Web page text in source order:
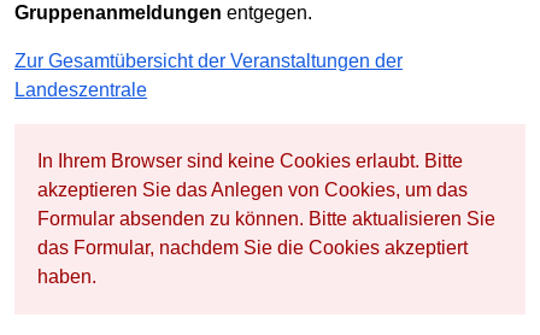
Gruppenanmeldungen entgegen.
Zur Gesamtübersicht der Veranstaltungen der
Landeszentrale
In Ihrem Browser sind keine Cookies erlaubt. Bitte
akzeptieren Sie das Anlegen von Cookies, um das
Formular absenden zu können. Bitte aktualisieren Sie
das Formular, nachdem Sie die Cookies akzeptiert
haben.